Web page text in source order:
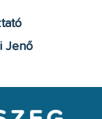
Jenő